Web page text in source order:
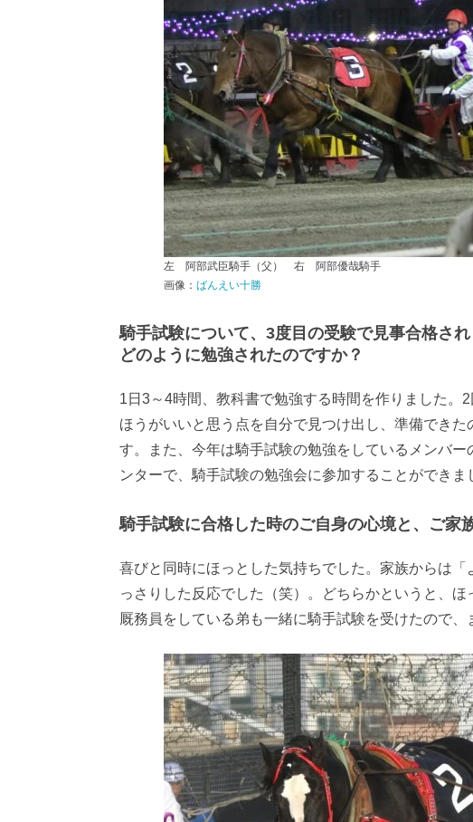
左 阿部武臣騎手（父） 右 阿部優哉騎手
画像： ばんえい十勝
騎手試験について、3度目の受験で見事合格さ
どのように勉強されたのですか？
1日3～4時間、教科書で勉強する時間を作りました。
ほうがいいと思う点を自分で見つけ出し、準備でき
す。また、今年は騎手試験の勉強をしているメンバ
ンターで、騎手試験の勉強会に参加することができま
騎手試験に合格した時のご自身の心境と、ご家
喜びと同時にほっとした気持ちでした。家族からは
っさりした反応でした（笑）。どちらかというと、
厩務員をしている弟も一緒に騎手試験を受けたので、